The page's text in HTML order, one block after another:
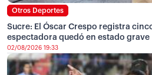
Otros Deportes
Sucre: El Óscar Crespo registra
espectadora quedó en estado grave
02/08/2026 19:33